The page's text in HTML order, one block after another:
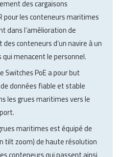
des cargaisons
pour les conteneurs maritimes
dans l’amélioration de
conteneurs d’un navire à un
menacent le personnel.
Switches PoE a pour but
données fiable et stable
les grues maritimes vers le
maritimes est équipé de
tilt zoom) de haute résolution